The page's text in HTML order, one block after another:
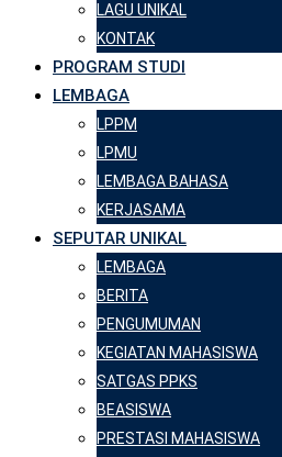
LAGU UNIKAL
KONTAK
PROGRAM STUDI
LEMBAGA
LPPM
LPMU
LEMBAGA BAHASA
KERJASAMA
SEPUTAR UNIKAL
LEMBAGA
BERITA
PENGUMUMAN
KEGIATAN MAHASISWA
SATGAS PPKS
BEASISWA
PRESTASI MAHASISWA